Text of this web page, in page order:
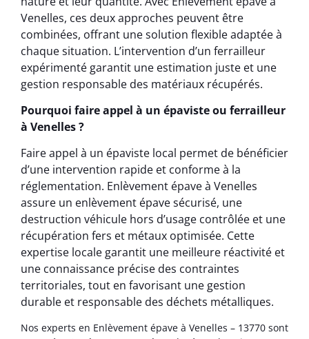
Venelles, ces deux approches peuvent être
combinées, offrant une solution flexible adaptée à
chaque situation. L’intervention d’un ferrailleur
expérimenté garantit une estimation juste et une
gestion responsable des matériaux récupérés.
Pourquoi faire appel à un épaviste ou ferrailleur
à Venelles ?
Faire appel à un épaviste local permet de bénéficier
d’une intervention rapide et conforme à la
réglementation. Enlèvement épave à Venelles
assure un enlèvement épave sécurisé, une
destruction véhicule hors d’usage contrôlée et une
récupération fers et métaux optimisée. Cette
expertise locale garantit une meilleure réactivité et
une connaissance précise des contraintes
territoriales, tout en favorisant une gestion
durable et responsable des déchets métalliques.
Nos experts en Enlèvement épave à Venelles – 13770 sont